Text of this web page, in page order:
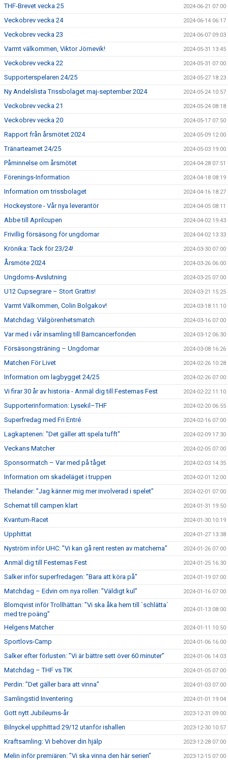
THF-Brevet vecka 25 2024-06-21 07:00
Veckobrev vecka 24 2024-06-14 06:17
Veckobrev vecka 23 2024-06-07 09:03
Varmt välkommen, Viktor Jörnevik! 2024-05-31 13:45
Veckobrev vecka 22 2024-05-31 07:00
Supporterspelaren 24/25 2024-05-27 18:23
Ny Andelslista Trissbolaget maj-september 2024 2024-05-24 10:57
Veckobrev vecka 21 2024-05-24 08:18
Veckobrev vecka 20 2024-05-17 07:50
Rapport från årsmötet 2024 2024-05-09 12:00
Tränarteamet 24/25 2024-05-03 19:00
Påminnelse om årsmötet 2024-04-28 07:51
Förenings-Information 2024-04-18 08:19
Information om trissbolaget 2024-04-16 18:27
Hockeystore - Vår nya leverantör 2024-04-05 08:11
Abbe till Aprilcupen 2024-04-02 19:43
Frivillig försäsong för ungdomar 2024-04-02 13:33
Krönika: Tack för 23/24! 2024-03-30 07:00
Årsmöte 2024 2024-03-26 06:00
Ungdoms-Avslutning 2024-03-25 07:00
U12 Cupsegrare – Stort Grattis! 2024-03-21 15:25
Varmt Välkommen, Colin Bolgakov! 2024-03-18 11:10
Matchdag: Välgörenhetsmatch 2024-03-16 07:00
Var med i vår insamling till Barncancerfonden 2024-03-12 06:30
Försäsongsträning – Ungdomar 2024-03-08 16:26
Matchen För Livet 2024-02-26 10:28
Information om lagbygget 24/25 2024-02-26 07:00
Vi firar 30 år av historia - Anmäl dig till Festernas Fest 2024-02-22 11:10
Supporterinformation: Lysekil–THF 2024-02-20 06:55
Superfredag med Fri Entré 2024-02-16 07:00
Lagkaptenen: "Det gäller att spela tufft" 2024-02-09 17:30
Veckans Matcher 2024-02-05 07:00
Sponsormatch – Var med på tåget 2024-02-03 14:35
Information om skadeläget i truppen 2024-02-01 12:00
Thelander: ”Jag känner mig mer involverad i spelet” 2024-02-01 07:00
Schemat till campen klart 2024-01-31 19:50
Kvantum-Racet 2024-01-30 10:19
Upphittat 2024-01-27 13:38
Nyström inför UHC: ”Vi kan gå rent resten av matcherna” 2024-01-26 07:00
Anmäl dig till Festernas Fest 2024-01-25 16:30
Salker inför superfredagen: ”Bara att köra på" 2024-01-19 07:00
Matchdag – Edvin om nya rollen: ”Väldigt kul” 2024-01-16 07:00
Blomqvist inför Trollhättan: ”Vi ska åka hem till `schlätta´
med tre poäng”
2024-01-13 08:00
Helgens Matcher 2024-01-11 10:50
Sportlovs-Camp 2024-01-06 16:00
Salker efter förlusten: ”Vi är bättre sett över 60 minuter” 2024-01-06 14:03
Matchdag – THF vs TIK 2024-01-05 07:00
Perdin: ”Det gäller bara att vinna” 2024-01-03 07:00
Samlingstid Inventering 2024-01-01 19:04
Gott nytt Jubileums-år 2023-12-31 09:00
Bilnyckel upphittad 29/12 utanför ishallen 2023-12-30 10:57
Kraftsamling: Vi behöver din hjälp 2023-12-28 07:00
Melin inför premiären: ”Vi ska vinna den här serien” 2023-12-15 07:00